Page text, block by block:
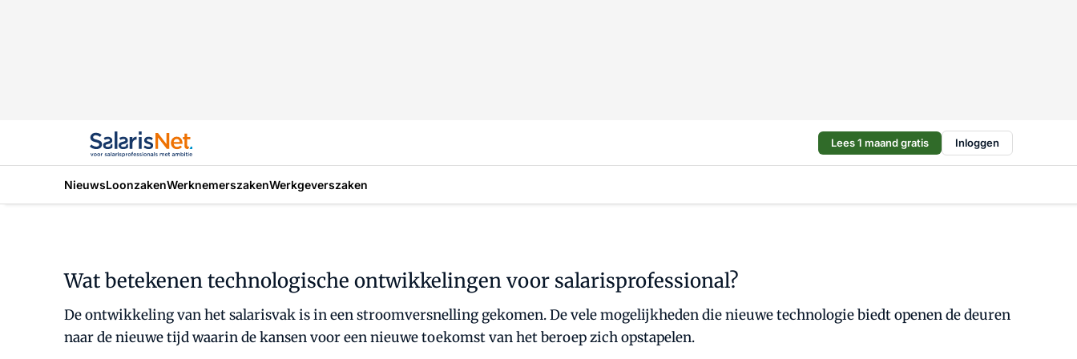
Lees 1 maand gratis Inloggen
NieuwsLoonzakenWerknemerszakenWerkgeverszaken
Wat betekenen technologische ontwikkelingen voor salarisprofessional?
De ontwikkeling van het salarisvak is in een stroomversnelling gekomen. De vele mogelijkheden die nieuwe technologie biedt openen de deuren
naar de nieuwe tijd waarin de kansen voor een nieuwe toekomst van het beroep zich opstapelen.